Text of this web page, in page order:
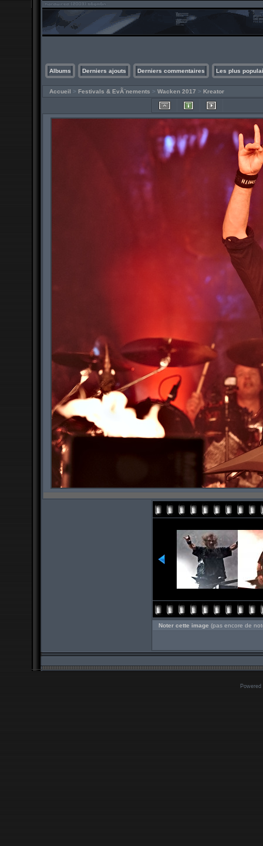
Albums Derniers ajouts Derniers commentaires Les plus
Accueil > Festivals & EvÃ¨nements > Wacken 2017 > Kreator
Noter cette image (pas encore de